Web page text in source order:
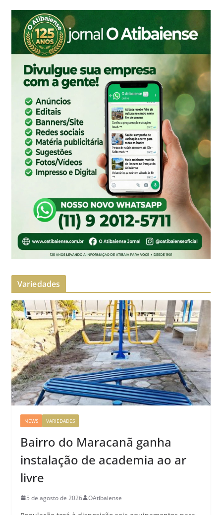
Variedades
NEWS VARIEDADES
Bairro do Maracanã ganha
instalação de academia ao ar
livre
5 de agosto de 2026 OAtibaiense